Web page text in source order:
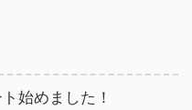
始めました！